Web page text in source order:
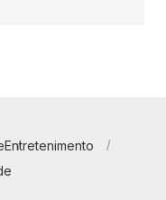
Entretenimento